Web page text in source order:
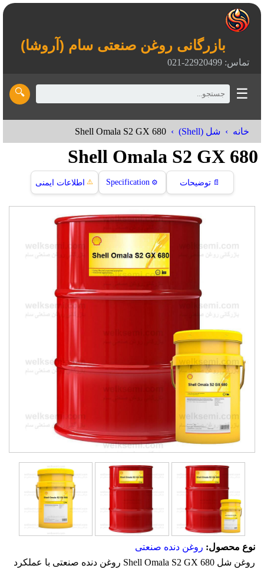
بازرگانی روغن صنعتی سام (آروشا)
تماس: 22920499-021
☰
🔍
خانه شل (Shell) Shell Omala S2 GX 680
Shell Omala S2 GX 680
📄 توضیحات ⚙️
Specification
⚠️ اطلاعات ایمنی
نوع محصول: روغن دنده صنعتی
روغن شل Shell Omala S2 GX 680 روغن دنده صنعتی با عملکرد